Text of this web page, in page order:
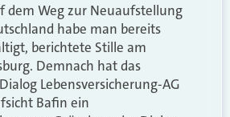
dem Weg zur Neuaufstellung
habe man bereits
berichtete Stille am
Demnach hat das
Lebensversicherung-AG
Bafin ein